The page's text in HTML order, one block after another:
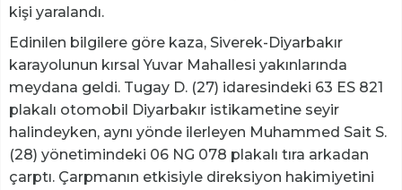
kişi yaralandı.
Edinilen bilgilere göre kaza, Siverek-Diyarbakır
karayolunun kırsal Yuvar Mahallesi yakınlarında
meydana geldi. Tugay D. (27) idaresindeki 63 ES 821
plakalı otomobil Diyarbakır istikametine seyir
halindeyken, aynı yönde ilerleyen Muhammed Sait S.
(28) yönetimindeki 06 NG 078 plakalı tıra arkadan
çarptı. Çarpmanın etkisiyle direksiyon hakimiyetini